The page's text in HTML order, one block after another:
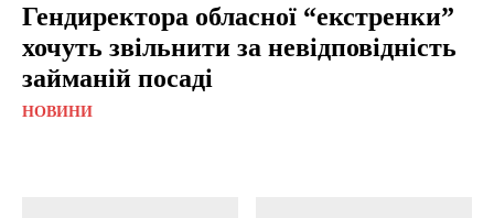
Гендиректора обласної “екстренки”
хочуть звільнити за невідповідність
займаній посаді
НОВИНИ